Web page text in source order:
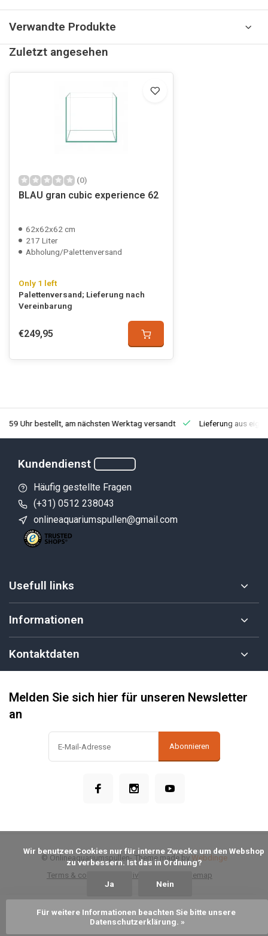
Zum Warenkorb hinzufügen
Verwandte Produkte
Zuletzt angesehen
(0)
BLAU gran cubic experience 62
62x62x62 cm
217 Liter
Abholung/Palettenversand
Only 1 left
Palettenversand; Lieferung nach
Vereinbarung
€249,95
Uhr bestellt, am nächsten Werktag versandt Lieferung aus
Kundendienst
Häufig gestellte Fragen
(+31) 0512 238043
onlineaquariumspullen@gmail.com
Usefull links
Informationen
Kontaktdaten
Melden Sie sich hier für unseren Newsletter
an
Abonnieren
Terms & conditions Privacy Policy Sitemap
© Onlineaquariumspullen- Theme made by Webdinge
zu verbessern. Ist das in Ordnung?
Ja Nein
Für weitere Informationen beachten Sie bitte unsere
Datenschutzerklärung. »